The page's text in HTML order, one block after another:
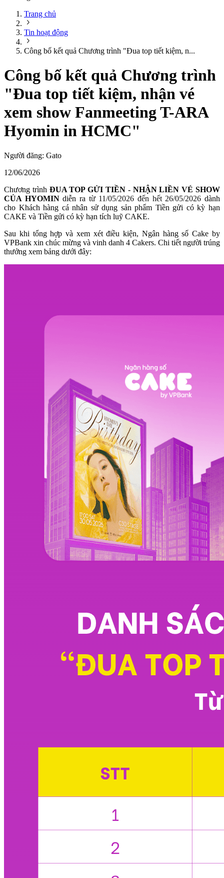
Trang chủ
Tin hoạt động
Công bố kết quả Chương trình "Đua top tiết kiệm, n...
Công bố kết quả Chương trình
"Đua top tiết kiệm, nhận vé
xem show Fanmeeting T-ARA
Hyomin in HCMC"
Người đăng: Gato
12/06/2026
Chương trình ĐUA TOP GỬI TIỀN - NHẬN LIỀN VÉ SHOW
CỦA HYOMINdiễn ra từ 11/05/2026 đến hết 26/05/2026dành
cho Khách hàng cá nhân sử dụng sản phẩm Tiền gửi có kỳ hạn
CAKE và Tiền gửi có kỳ hạn tích luỹ CAKE.
Sau khi tổng hợp và xem xét điều kiện, Ngân hàng số Cake by
VPBank xin chúc mừng và vinh danh 4 Cakers. Chi tiết người trúng
thưởng xem bảng dưới đây: